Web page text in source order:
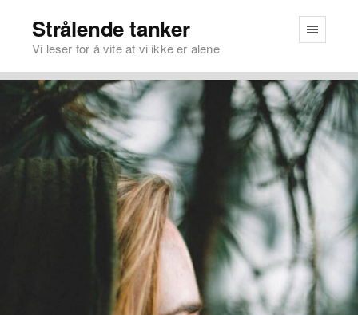
Strålende tanker
Vi leser for å vite at vi ikke er alene